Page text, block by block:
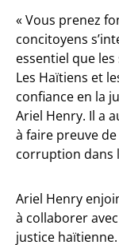
« Vous prenez
concitoyens
essentiel que
Les Haïtiens et
confiance en la
Ariel Henry. Il a
à faire preuve de
corruption dans
Ariel Henry
à collaborer
justice haïtienne.